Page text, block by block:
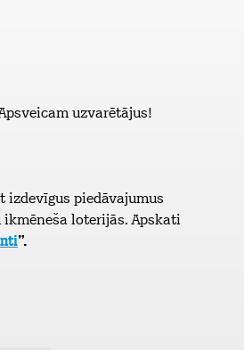
uzvarētājus!
izdevīgus piedāvajumus
loterijās. Apskati
”.